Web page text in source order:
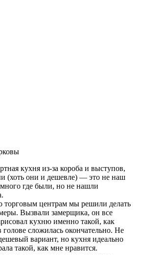
кухня из-за короба и выступов,
(хоть они и дешевле) — это не наш
где были, но не нашли
торговым центрам мы решили делать
Вызвали замерщика, он все
кухню именно такой, как
голове сложилась окончательно. Не
вариант, но кухня идеально
такой, как мне нравится.